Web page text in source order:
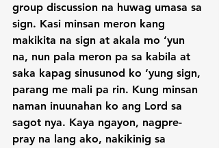
group discussion na huwag umasa sa
sign. Kasi minsan meron kang
makikita na sign at akala mo ‘yun
na, nun pala meron pa sa kabila at
saka kapag sinusunod ko ‘yung sign,
parang me mali pa rin. Kung minsan
naman inuunahan ko ang Lord sa
sagot nya. Kaya ngayon, nagpre-
pray na lang ako, nakikinig sa